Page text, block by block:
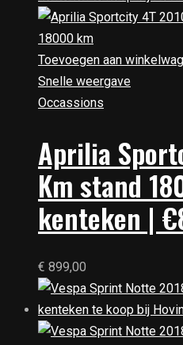
Toevoegen aan
Snelle weergave
Occassions
Aprilia
Km stand
kenteken |
€ 899,00